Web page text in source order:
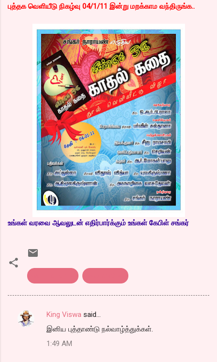
புத்தக வெளியீடு நிகழ்வு 04/1/11 இன்று மறக்காம வந்திருங்க..
உங்கள் வரவை ஆவலுடன் எதிர்பார்க்கும் உங்கள் கேபிள் சங்கர்
C
King Viswa said…
இனிய புத்தாண்டு நல்வாழ்த்துக்கள்.
1:49 AM